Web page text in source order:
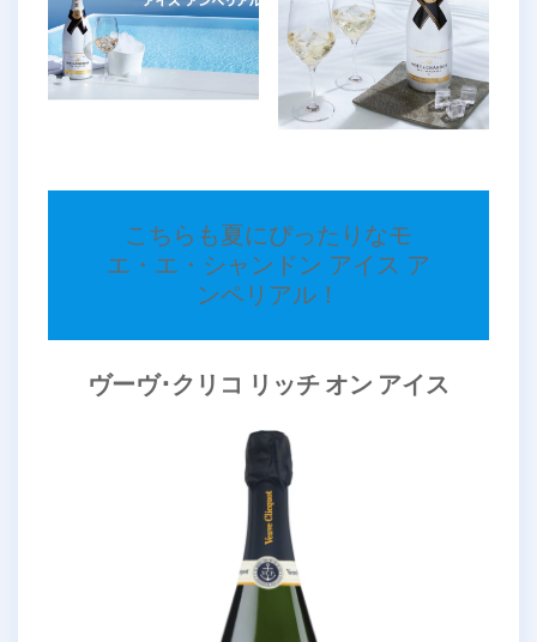
こちらも夏にぴったりなモ
エ・エ・シャンドン アイス ア
ンペリアル！
ヴーヴ･クリコ リッチ オン アイス